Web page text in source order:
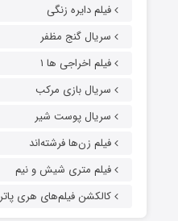
فیلم دایره زنگی
سریال گنج مظفر
فیلم اخراجی ها ۱
سریال بازی مرکب
سریال پوست شیر
فیلم زن‌ها فرشته‌اند
فیلم متری شیش و نیم
کالکشن فیلم‌های هری پاتر